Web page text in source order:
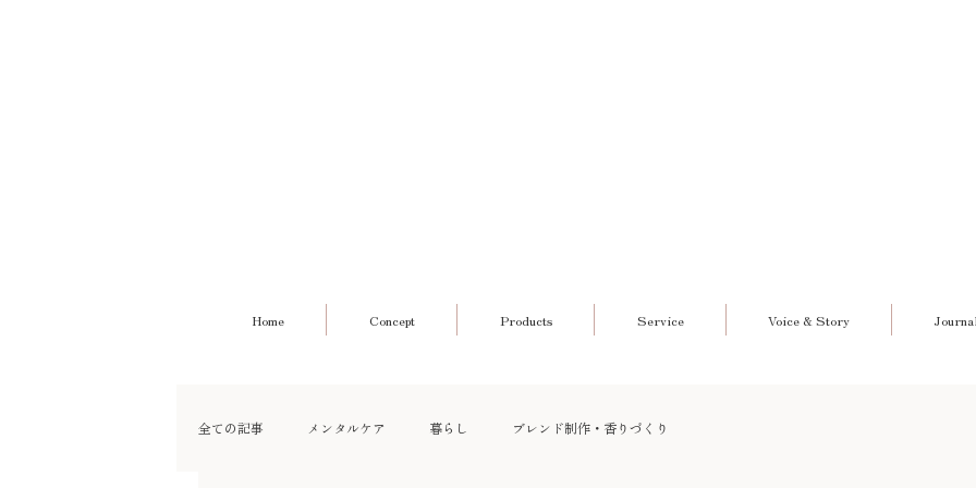
全ての記事 メンタルケア 暮らし ブレンド制作・香りづくり
Home Concept Products Service Voice & Story Journal